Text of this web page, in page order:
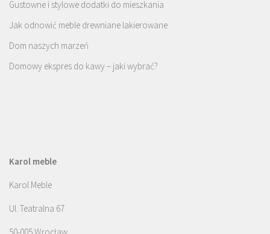
Gustowne i stylowe dodatki do mieszkania
Jak odnowić meble drewniane lakierowane
Dom naszych marzeń
Domowy ekspres do kawy – jaki wybrać?
Karol meble
Karol Meble
Ul. Teatralna 67